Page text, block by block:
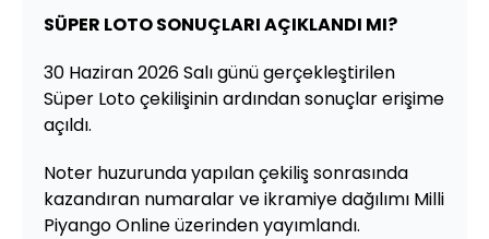
SÜPER LOTO SONUÇLARI AÇIKLANDI MI?
30 Haziran 2026 Salı günü gerçekleştirilen
Süper Loto çekilişinin ardından sonuçlar erişime
açıldı.
Noter huzurunda yapılan çekiliş sonrasında
kazandıran numaralar ve ikramiye dağılımı Milli
Piyango Online üzerinden yayımlandı.